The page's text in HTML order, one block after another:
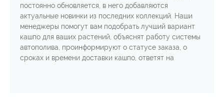
постоянно обновляется, в него добавляются
актуальные новинки из последних коллекций. Наши
менеджеры помогут вам подобрать лучший вариант
кашпо для ваших растений, объяснят работу системы
автополива, проинформируют о статусе заказа, о
сроках и времени доставки кашпо, ответят на